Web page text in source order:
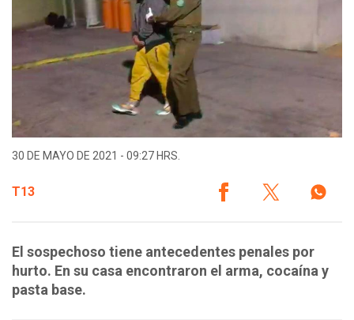
30 DE MAYO DE 2021 - 09:27 HRS.
T13
El sospechoso tiene antecedentes penales por
hurto. En su casa encontraron el arma, cocaína y
pasta base.